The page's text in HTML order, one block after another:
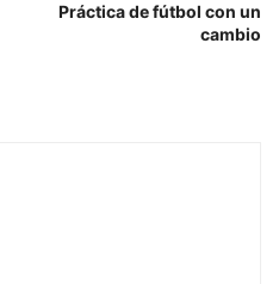
Práctica de fútbol con un
cambio